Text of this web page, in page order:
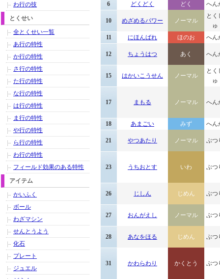
6
どくどく どく へん
10 めざめるパワー ノーマル
とく
ゅ
11
にほんばれ ほのお へん
12 ちょうはつ あく へん
15 はかいこうせん ノーマル
とく
ゅ
17 まもる ノーマル へん
18 あまごい みず へん
21 やつあたり ノーマル ぶつ
23 うちおとす いわ ぶつ
26 じしん じめん ぶつ
27 おんがえし ノーマル ぶつ
28 あなをほる じめん ぶつ
31 かわらわり かくとう ぶつ
わ行の技
とくせい
全とくせい一覧
あ行の特性
か行の特性
さ行の特性
た行の特性
な行の特性
は行の特性
ま行の特性
や行の特性
ら行の特性
わ行の特性
フィールド効果のある特性
アイテム
かいふく
ボール
わざマシン
せんとうよう
化石
プレート
ジュエル